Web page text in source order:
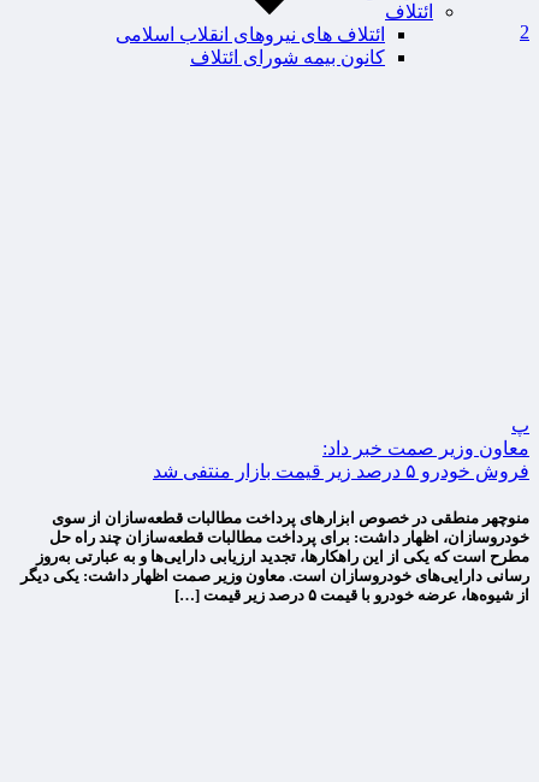
ائتلاف
ائتلاف های نیروهای انقلاب اسلامی
کانون بیمه شورای ائتلاف
2
پ
معاون وزیر صمت خبر داد:
فروش خودرو ۵ درصد زیر قیمت بازار منتفی شد
منوچهر منطقی در خصوص ابزارهای پرداخت مطالبات قطعه‌سازان از سوی
خودروسازان، اظهار داشت: برای پرداخت مطالبات قطعه‌سازان چند راه حل
مطرح است که یکی از این راهکارها، تجدید ارزیابی دارایی‌ها‌ و به عبارتی به‌روز
رسانی دارایی‌های خودروسازان است. معاون وزیر صمت اظهار داشت: یکی دیگر
از شیوه‌ها، عرضه خودرو با قیمت ۵ درصد زیر قیمت […]